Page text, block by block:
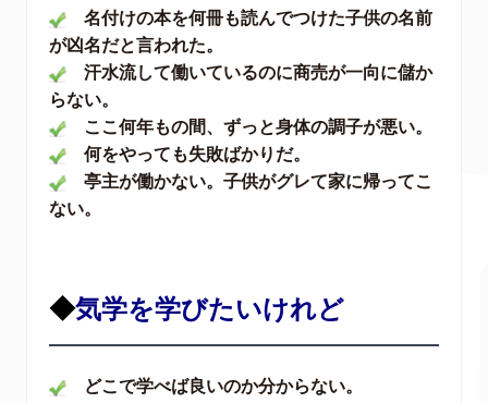
名付けの本を何冊も読んでつけた子供の名前
が凶名だと言われた。
汗水流して働いているのに商売が一向に儲か
らない。
ここ何年もの間、ずっと身体の調子が悪い。
何をやっても失敗ばかりだ。
亭主が働かない。子供がグレて家に帰ってこ
ない。
◆気学を学びたいけれど
どこで学べば良いのか分からない。